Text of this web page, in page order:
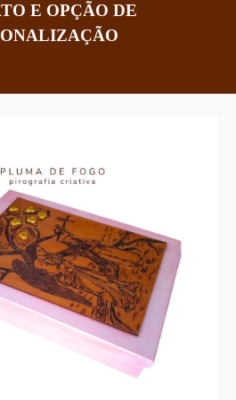
E OPÇÃO DE